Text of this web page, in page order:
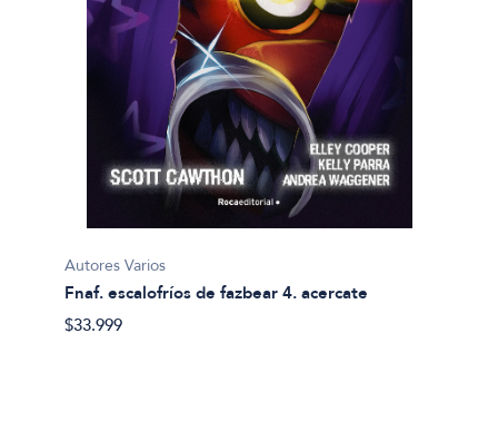
Autores Varios
Fnaf. escalofríos de fazbear 4. acercate
$33.999